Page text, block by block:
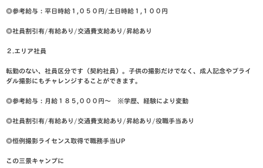
◎参考給与：平日時給１,０５０円/土日時給１,１００円
◎社員割引有/有給あり/交通費支給あり/昇給あり
２.エリア社員
転勤のない、社員区分です（契約社員）。子供の撮影だけでなく、成人記念やブライ
ダル撮影にもチャレンジすることができます。
◎参考給与：月給１８５,０００円〜 ※学歴、経験により変動
◎社員割引有/有給あり/交通費支給あり/昇給あり/役職手当あり
◎恒例撮影ライセンス取得で職務手当UP
この三景キャンプに